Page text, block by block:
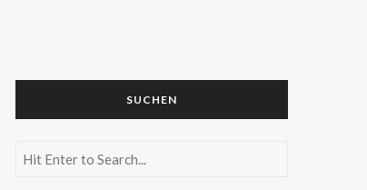
SUCHEN